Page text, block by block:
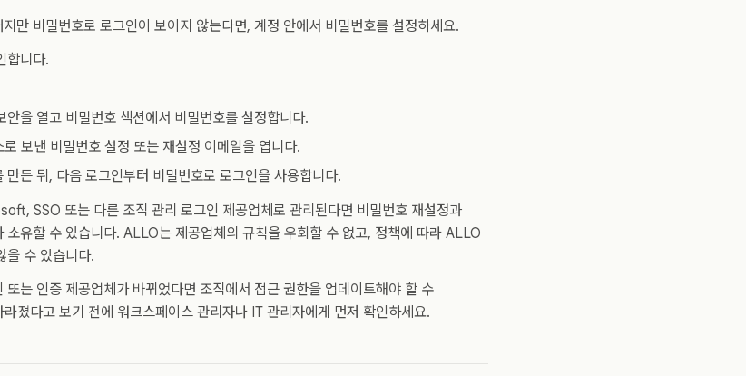
만 비밀번호로 로그인이 보이지 않는다면, 계정 안에서 비밀번호를 설정하세요.
합니다.
안을 열고 비밀번호 섹션에서 비밀번호를 설정합니다.
보낸 비밀번호 설정 또는 재설정 이메일을 엽니다.
만든 뒤, 다음 로그인부터 비밀번호로 로그인을 사용합니다.
SSO 또는 다른 조직 관리 로그인 제공업체로 관리된다면 비밀번호 재설정과
소유할 수 있습니다. ALLO는 제공업체의 규칙을 우회할 수 없고, 정책에 따라 ALLO
을 수 있습니다.
또는 인증 제공업체가 바뀌었다면 조직에서 접근 권한을 업데이트해야 할 수
졌다고 보기 전에 워크스페이스 관리자나 IT 관리자에게 먼저 확인하세요.